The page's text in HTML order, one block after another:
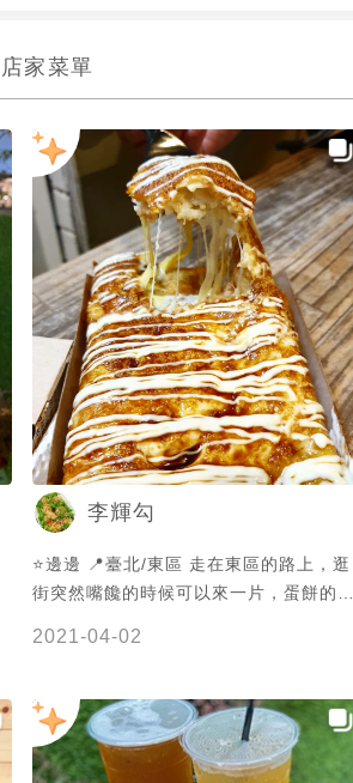
店家菜單
李輝勾
⭐邊邊 📍臺北/東區 走在東區的路上，逛
街突然嘴饞的時候可以來一片，蛋餅的口
度，微酸的泡菜，口味不會很辣，吃起來
真是越吃越唰嘴，真的要趁熱吃，才可以
感受到，美好的滋味，彷彿置身日本的感
2021-04-02